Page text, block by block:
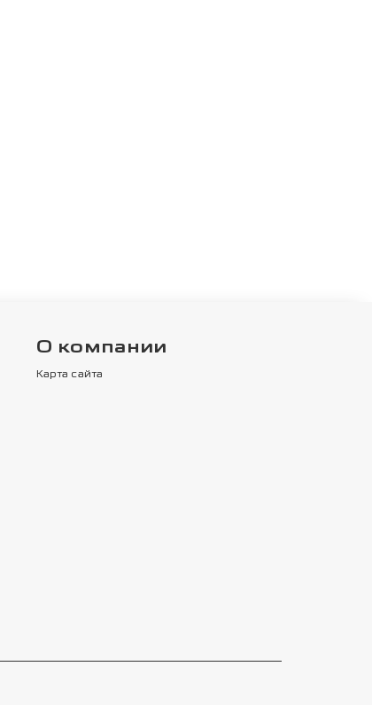
О компании
Карта сайта